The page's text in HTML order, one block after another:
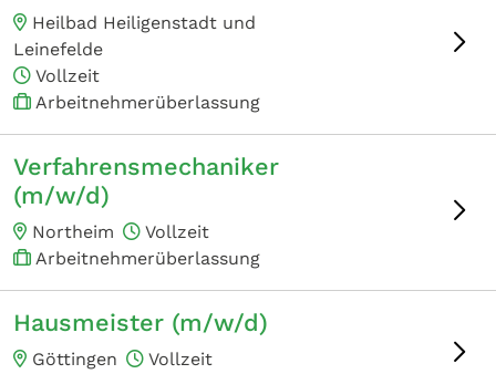
Heilbad Heiligenstadt und
Leinefelde
Vollzeit
Arbeitnehmerüberlassung
Verfahrensmechaniker
(m/w/d)
Northeim
Vollzeit
Arbeitnehmerüberlassung
Hausmeister (m/w/d)
Göttingen
Vollzeit